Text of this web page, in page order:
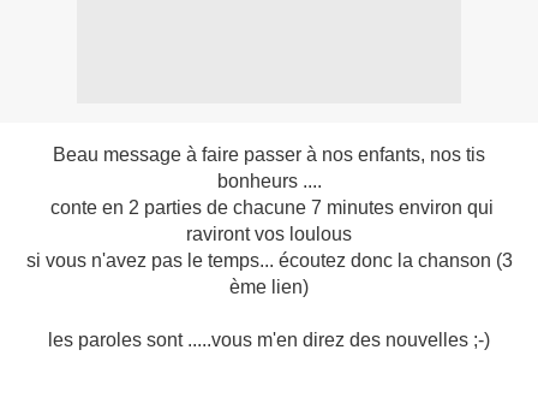
Beau message à faire passer à nos enfants, nos tis
bonheurs ....
conte en 2 parties de chacune 7 minutes environ qui
raviront vos loulous
si vous n'avez pas le temps... écoutez donc la chanson (3
ème lien)
les paroles sont .....vous m'en direz des nouvelles ;-)